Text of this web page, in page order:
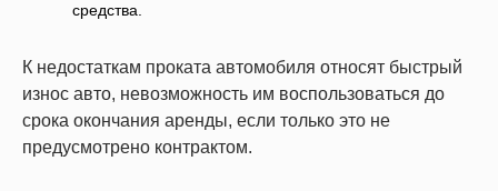
средства.
К недостаткам проката автомобиля относят быстрый
износ авто, невозможность им воспользоваться до
срока окончания аренды, если только это не
предусмотрено контрактом.